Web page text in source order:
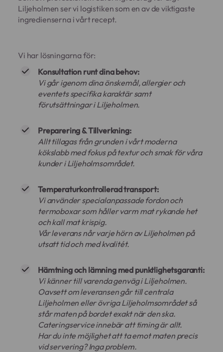
Liljeholmen ser vi logistiken som en av de viktigaste
ingredienserna i vårt recept.
Vi har lösningarna för:
Konsultation runt dina behov:
Vi går igenom dina önskemål, allergier och
eventets specifika karaktär samt
förutsättningar i Liljeholmen.
Preparering & Tillverkning:
Allt tillagas från grunden i vårt moderna
kökslabb med fokus på textur och smak för våra
kunder i Liljeholmsområdet.
Temperaturkontrollerad transport:
Vi använder specialanpassade fordon och
termoboxar som håller varm mat rykande het
och kall mat krispig.
Vår leverans når varje hörn av Liljeholmen på
utsatt tid och med kvalitét.
Hämtning och lämning med punktlighetsgaranti:
Vi känner till varenda genväg i Liljeholmen.
Oavsett om leveransen går till centrala
Liljeholmen eller övriga Liljeholmsområdet så
står maten på bordet exakt när den ska.
Cateringservice innebär att timing är allt.
Har du inte möjlighet att ta emot maten precis
vid servering? Inga problem.